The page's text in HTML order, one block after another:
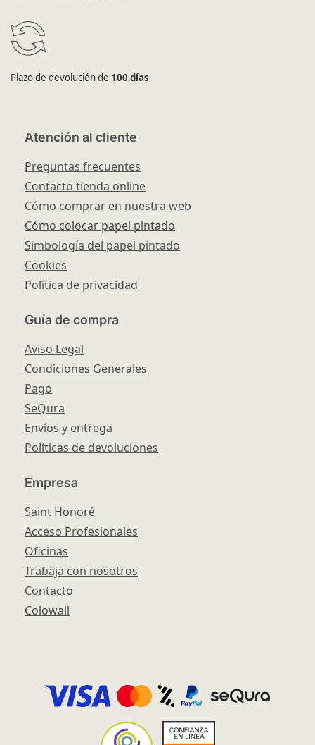
Plazo de devolución de 100 días
Atención al cliente
Preguntas frecuentes
Contacto tienda online
Cómo comprar en nuestra web
Cómo colocar papel pintado
Simbología del papel pintado
Cookies
Política de privacidad
Guía de compra
Aviso Legal
Condiciones Generales
Pago
SeQura
Envíos y entrega
Políticas de devoluciones
Empresa
Saint Honoré
Acceso Profesionales
Oficinas
Trabaja con nosotros
Contacto
Colowall